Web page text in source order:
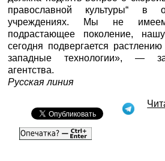
православной культуры“ в
учреждениях. Мы не
подрастающее поколение,
сегодня подвергается
западные технологии», —
агентства.
Русская линия